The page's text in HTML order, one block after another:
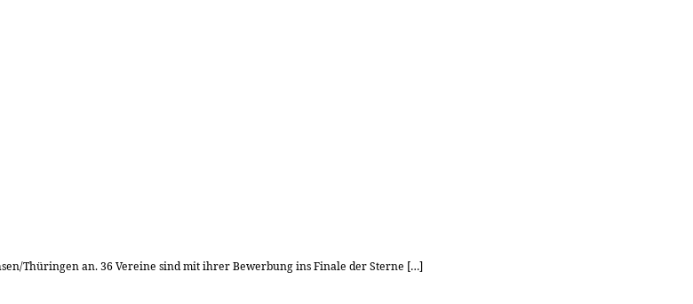
Thüringen an. 36 Vereine sind mit ihrer Bewerbung ins Finale der Sterne […]